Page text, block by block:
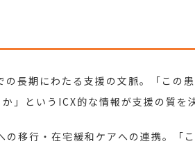
長期にわたる支援の文脈。「この
」というICX的な情報が支援の質を
の移行・在宅緩和ケアへの連携。「